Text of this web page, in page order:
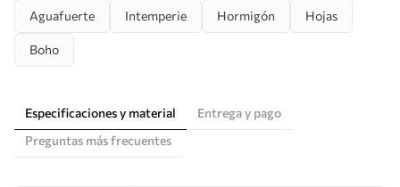
Aguafuerte Intemperie Hormigón Hojas
Boho
Especificaciones y material
Entrega y pago
Preguntas más frecuentes